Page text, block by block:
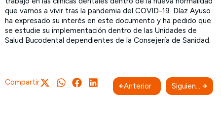
que vamos a vivir tras la pandemia del COVID-19. Díaz Ayuso
ha expresado su interés en este documento y ha pedido que
se estudie su implementación dentro de las Unidades de
Salud Bucodental dependientes de la Consejería de Sanidad.
Compartir Anterior Siguiente